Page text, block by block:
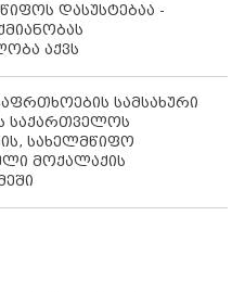
დასუსტებაა -
აქვს
სამსახური
საქართველოს
სახელმწიფო
მოქალაქის